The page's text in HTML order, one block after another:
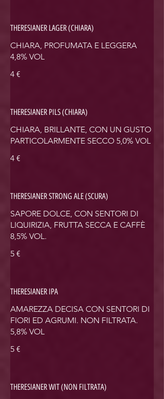
THERESIANER LAGER (CHIARA)
CHIARA, PROFUMATA E LEGGERA
4,8% VOL
4 €
THERESIANER PILS (CHIARA)
CHIARA, BRILLANTE, CON UN GUSTO
PARTICOLARMENTE SECCO 5,0% VOL
4 €
THERESIANER STRONG ALE (SCURA)
SAPORE DOLCE, CON SENTORI DI
LIQUIRIZIA, FRUTTA SECCA E CAFFÈ
8,5% VOL.
5 €
THERESIANER IPA
AMAREZZA DECISA CON SENTORI DI
FIORI ED AGRUMI. NON FILTRATA.
5,8% VOL
5 €
THERESIANER WIT (NON FILTRATA)